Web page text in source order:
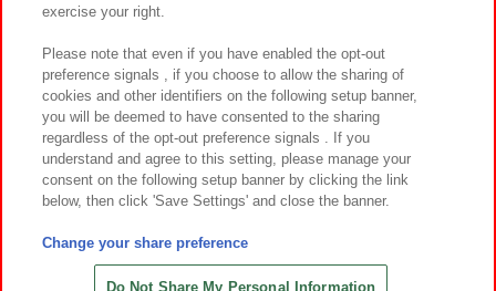
お取引先さまとともに
カスタマーハラスメント対応方針 よくあるご質問・お問い合わせ
©Bandai Namco Amusement Inc.
©Bandai Namco Amusement Lab Inc.
©HANAYASHIKI Co., Ltd. All Rights Reserved.
exercise your right.
Please note that even if you have enabled the opt-out
preference signals , if you choose to allow the sharing of
cookies and other identifiers on the following setup banner,
you will be deemed to have consented to the sharing
regardless of the opt-out preference signals . If you
understand and agree to this setting, please manage your
consent on the following setup banner by clicking the link
below, then click 'Save Settings' and close the banner.
Change your share preference
Do Not Share My Personal Information